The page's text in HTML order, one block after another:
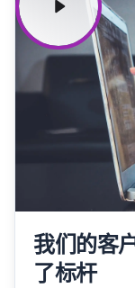
我们的客
了标杆